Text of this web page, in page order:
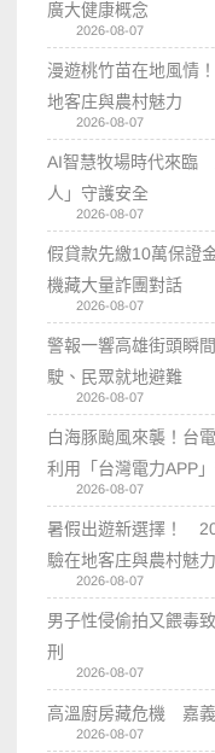
廣大健康概念
2026-08-07
漫遊桃竹苗在地風情
地客庄與農村魅力
2026-08-07
AI智慧牧場時代來臨
人」守護安全
2026-08-07
假貸款先繳10萬保證
機藏大量詐團對話
2026-08-07
警報一響高雄街頭瞬
駛、民眾就地避難
2026-08-07
白海豚颱風來襲！台
利用「台灣電力APP
2026-08-07
暑假出遊新選擇！
驗在地客庄與農村魅力
2026-08-07
男子性侵偷拍又餵毒
刑
2026-08-07
高溫廚房藏危機 嘉
2026-08-07